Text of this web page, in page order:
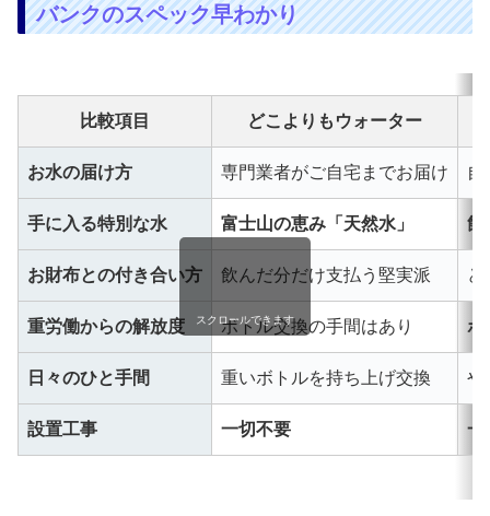
バンクのスペック早わかり
比較項目 どこよりもウォーター
お水の届け方 専門業者がご自宅までお届け 自
手に入る特別な水 富士山の恵み「天然水」 飲
お財布との付き合い方 飲んだ分だけ支払う堅実派 ど
重労働からの解放度 ボトル交換の手間はあり ボ
日々のひと手間 重いボトルを持ち上げ交換 や
設置工事 一切不要 一
スクロールできます